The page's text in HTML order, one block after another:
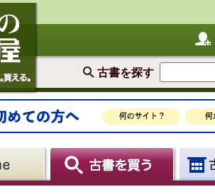
古書を探す